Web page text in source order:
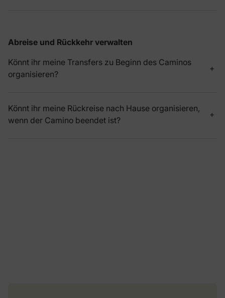
Abreise und Rückkehr verwalten
Könnt ihr meine Transfers zu Beginn des Caminos
organisieren?
Könnt ihr meine Rückreise nach Hause organisieren,
wenn der Camino beendet ist?